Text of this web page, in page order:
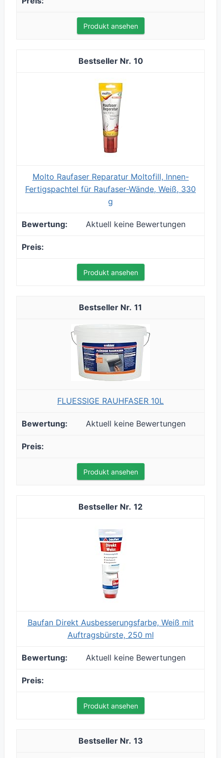
Produkt ansehen
10
Molto Raufaser Reparatur Moltofill, Innen-
Fertigspachtel für Raufaser-Wände, Weiß, 330
g
Aktuell keine Bewertungen
Produkt ansehen
11
FLUESSIGE RAUHFASER 10L
Aktuell keine Bewertungen
Produkt ansehen
12
Baufan Direkt Ausbesserungsfarbe, Weiß mit
Auftragsbürste, 250 ml
Aktuell keine Bewertungen
Produkt ansehen
13